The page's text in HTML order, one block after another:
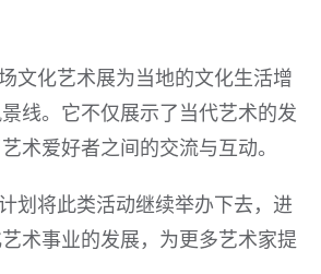
文化艺术展为当地的文化生活增
线。它不仅展示了当代艺术的发
术爱好者之间的交流与互动。
划将此类活动继续举办下去，进
术事业的发展，为更多艺术家提